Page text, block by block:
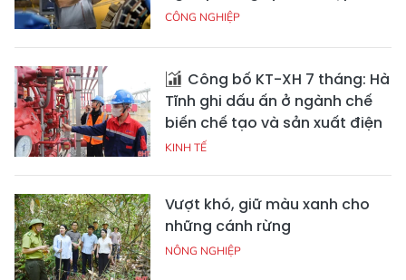
CÔNG NGHIỆP
Công bố KT-XH 7 tháng: Hà
Tĩnh ghi dấu ấn ở ngành chế
biến chế tạo và sản xuất điện
KINH TẾ
Vượt khó, giữ màu xanh cho
những cánh rừng
NÔNG NGHIỆP